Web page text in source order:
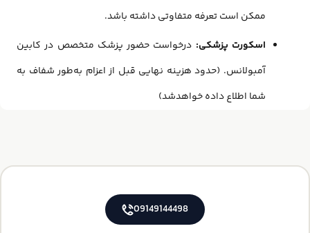
ممکن است تعرفه متفاوتی داشته باشد.
اسکورت پزشکی: درخواست حضور پزشک متخصص در کابین
آمبولانس. (حدود هزینه نهایی قبل از اعزام به‌طور شفاف به
شما اطلاع داده خواهد‌شد)
09149144498